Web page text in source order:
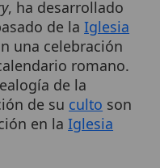
romano.
de la
de su cultoson
en laIglesia